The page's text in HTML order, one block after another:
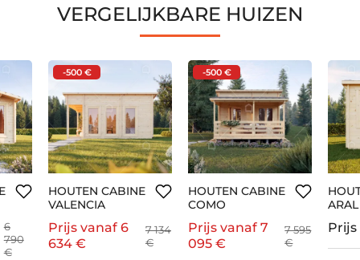
VERGELIJKBARE HUIZEN
6
790
€
-500 €
HOUTEN CABINE
VALENCIA
Prijs vanaf 6
634 €
7 134
€
-500 €
HOUTEN CABINE
COMO
Prijs vanaf 7
095 €
7 595
€
ARAL